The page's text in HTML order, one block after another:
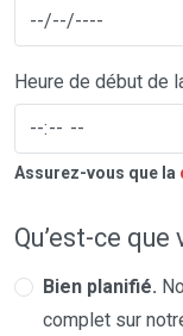
Heure de début de
Assurez-vous que la
Qu’est-ce que
Bien planifié.
complet sur